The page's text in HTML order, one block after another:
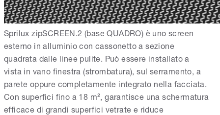
Sprilux zipSCREEN.2 (base QUADRO) è uno screen
esterno in alluminio con cassonetto a sezione
quadrata dalle linee pulite. Può essere installato a
vista in vano finestra (strombatura), sul serramento, a
parete oppure completamente integrato nella facciata.
Con superfici fino a 18 m², garantisce una schermatura
efficace di grandi superfici vetrate e riduce